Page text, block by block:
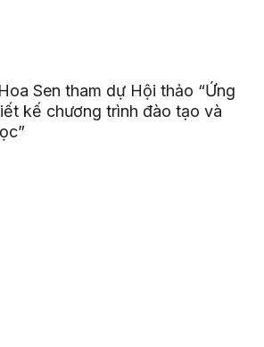
Sen tham dự Hội thảo “Ứng
kế chương trình đào tạo và